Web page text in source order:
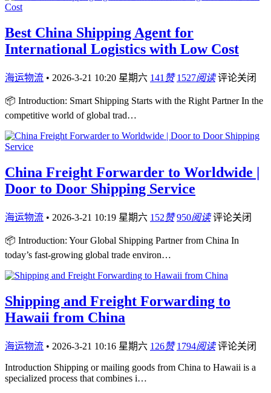
Best China Shipping Agent for
International Logistics with Low Cost
海运物流 • 2026-3-21 10:20 星期六 141 赞 1527阅读 评论关闭
📦 Introduction: Smart Shipping Starts with the Right Partner In the
competitive world of global trad…
China Freight Forwarder to Worldwide |
Door to Door Shipping Service
海运物流 • 2026-3-21 10:19 星期六 152赞 950阅读 评论关闭
📦 Introduction: Your Global Shipping Partner from China In
today’s fast-growing global trade environ…
Shipping and Freight Forwarding to
Hawaii from China
海运物流 • 2026-3-21 10:16 星期六 126赞 1794阅读 评论关闭
Introduction Shipping or mailing goods from China to Hawaii is a
specialized process that combines i…